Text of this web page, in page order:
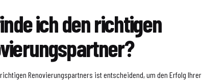
ich den richtigen
richtigen Renovierungspartners ist entscheidend, um den Erfolg Ihrer